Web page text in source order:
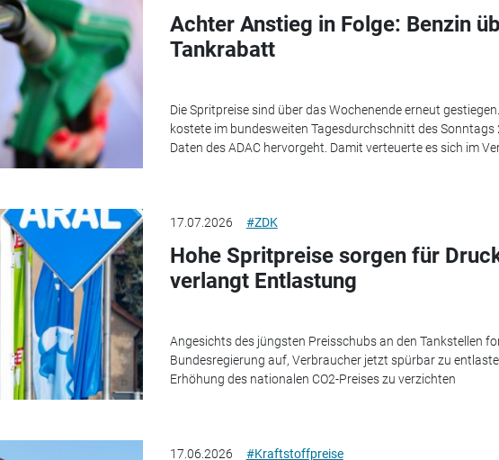
Achter Anstieg in Folge: Benzin
Tankrabatt
Die Spritpreise sind über das Wochenende erneut
kostete im bundesweiten Tagesdurchschnitt des Sonntags
Daten des ADAC hervorgeht. Damit verteuerte es sich im
17.07.2026 #ZDK
Hohe Spritpreise sorgen für
verlangt Entlastung
Angesichts des jüngsten Preisschubs an den Tankstellen
Bundesregierung auf, Verbraucher jetzt spürbar zu
Erhöhung des nationalen CO2-Preises zu verzichten
17.06.2026 #Kraftstoffpreise